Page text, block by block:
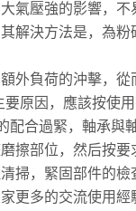
氣壓強的影響，不
解決方法是，為粉
外負荷的沖擊，
原因，應該按使
配合過緊，軸承與
擦部位，然后按要
掃，緊固部件的
更多的交流使用